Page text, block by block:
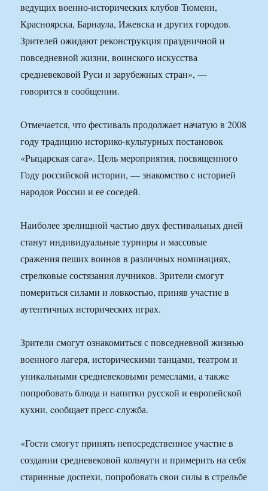
ведущих военно-исторических клубов Тюмени,
Красноярска, Барнаула, Ижевска и других городов.
Зрителей ожидают реконструкция праздничной и
повседневной жизни, воинского искусства
средневековой Руси и зарубежных стран», —
говорится в сообщении.
Отмечается, что фестиваль продолжает начатую в 2008
году традицию историко-культурных постановок
«Рыцарская сага». Цель мероприятия, посвященного
Году российской истории, — знакомство с историей
народов России и ее соседей.
Наиболее зрелищной частью двух фестивальных дней
станут индивидуальные турниры и массовые
сражения пеших воинов в различных номинациях,
стрелковые состязания лучников. Зрители смогут
помериться силами и ловкостью, приняв участие в
аутентичных исторических играх.
Зрители смогут ознакомиться с повседневной жизнью
военного лагеря, историческими танцами, театром и
уникальными средневековыми ремеслами, а также
попробовать блюда и напитки русской и европейской
кухни, cooбщает пресс-служба.
«Гости смогут принять непосредственное участие в
создании средневековой кольчуги и примерить на себя
старинные доспехи, попробовать свои силы в стрельбе